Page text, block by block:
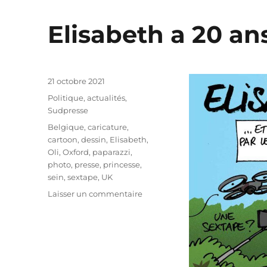
Elisabeth a 20
Publié
le
21 octobre 2021
Catégories
Politique, actualités,
Sudpresse
Étiquettes
Belgique,caricature,
cartoon,dessin, Elisabeth,
Oli,Oxford, paparazzi,
photo, presse, princesse,
sein,sextape, UK
Laisser un commentairesur